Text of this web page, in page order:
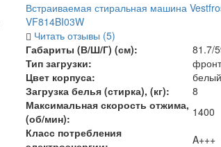
Встраиваемая стиральная машина
VF814BI03W
Читать отзывы (5)
Габариты (В/Ш/Г) (см):
81.7/
Тип загрузки:
Цвет корпуса:
белый
Загрузка белья (стирка), (кг):
8
Максимальная скорость отжима,
(об/мин):
1400
Класс потребления
A+++